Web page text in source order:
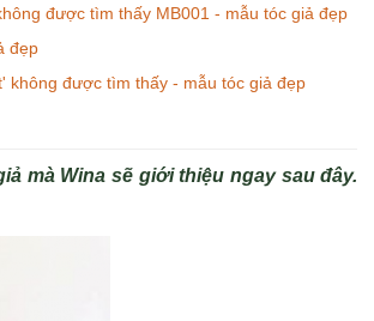
được tìm thấy MB001 - mẫu tóc giả đẹp
đẹp
không được tìm thấy - mẫu tóc giả đẹp
mà Wina sẽ giới thiệu ngay sau đây.